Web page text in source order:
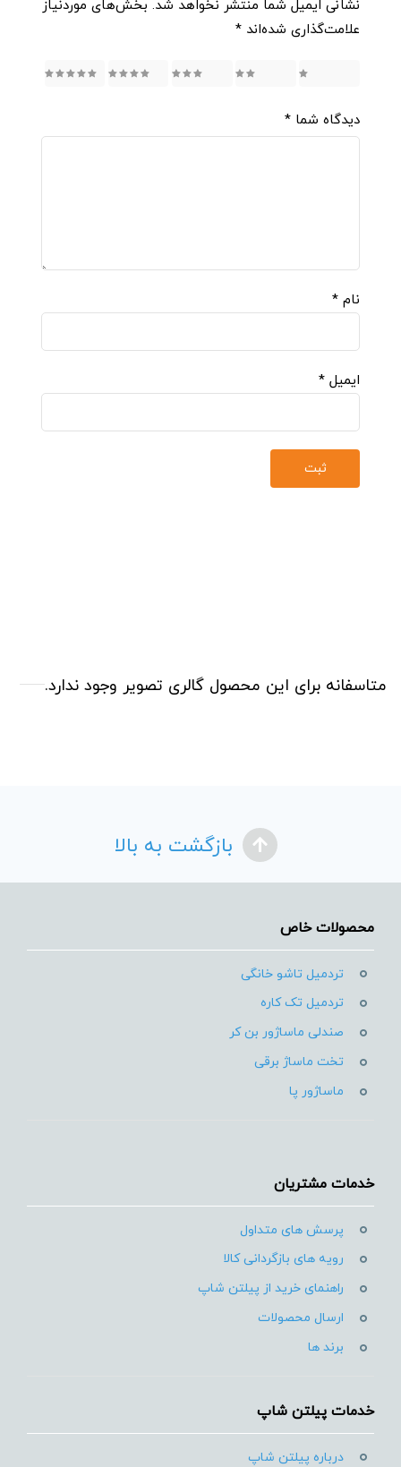
نشانی ایمیل شما منتشر نخواهد شد. بخش‌های موردنیاز
علامت‌گذاری شده‌اند *
5
دیدگاه شما *
نام *
ایمیل *
متاسفانه برای این محصول گالری تصویر وجود ندارد.
بازگشت به بالا
محصولات خاص
تردمیل تاشو خانگی
تردمیل تک کاره
صندلی ماساژور بن کر
تخت ماساژ برقی
ماساژور پا
خدمات مشتریان
پرسش های متداول
رویه های بازگردانی کالا
راهنمای خرید از پیلتن شاپ
ارسال محصولات
برند ها
خدمات پیلتن شاپ
درباره پیلتن شاپ